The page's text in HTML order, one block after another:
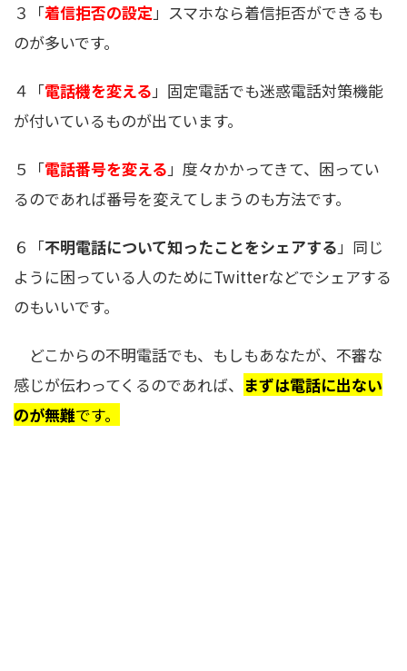
３「着信拒否の設定」スマホなら着信拒否ができるも
のが多いです。
４「電話機を変える」固定電話でも迷惑電話対策機能
が付いているものが出ています。
５「電話番号を変える」度々かかってきて、困ってい
るのであれば番号を変えてしまうのも方法です。
６「不明電話について知ったことをシェアする」同じ
ように困っている人のためにTwitterなどでシェアする
のもいいです。
どこからの不明電話でも、もしもあなたが、不審な
感じが伝わってくるのであれば、 まずは電話に出ない
のが無難です。